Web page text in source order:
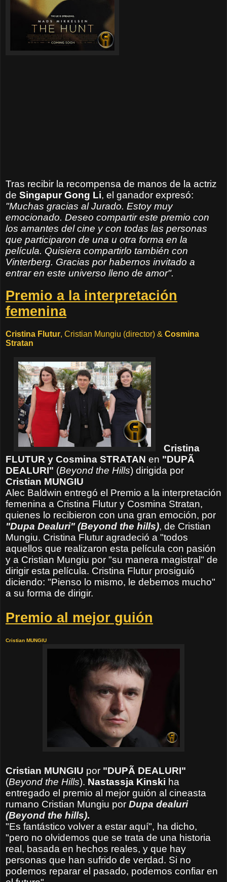
Tras recibir la recompensa de manos de la actriz
de Singapur Gong Li, el ganador expresó:
"Muchas gracias al Jurado. Estoy muy
emocionado. Deseo compartir este premio con
los amantes del cine y con todas las personas
que participaron de una u otra forma en la
película. Quisiera compartirlo también con
Vinterberg. Gracias por habernos invitado a
entrar en este universo lleno de amor".
Premio a la interpretación
femenina
Cristina Flutur, Cristian Mungiu (director) & Cosmina
Stratan
Cristina
FLUTUR y Cosmina STRATAN en "DUPÃ
DEALURI" (Beyond the Hills) dirigida por
Cristian MUNGIU
Alec Baldwin entregó el Premio a la interpretación
femenina a Cristina Flutur y Cosmina Stratan,
quienes lo recibieron con una gran emoción, por
"Dupa Dealuri" (Beyond the hills), de Cristian
Mungiu. Cristina Flutur agradeció a "todos
aquellos que realizaron esta película con pasión
y a Cristian Mungiu por "su manera magistral" de
dirigir esta película. Cristina Flutur prosiguió
diciendo: "Pienso lo mismo, le debemos mucho"
a su forma de dirigir.
Premio al mejor guión
Cristian MUNGIU
Cristian MUNGIU por "DUPÃ DEALURI"
(Beyond the Hills). Nastassja Kinski ha
entregado el premio al mejor guión al cineasta
rumano Cristian Mungiu por Dupa dealuri
(Beyond the hills).
"Es fantástico volver a estar aquí", ha dicho,
"pero no olvidemos que se trata de una historia
real, basada en hechos reales, y que hay
personas que han sufrido de verdad. Si no
podemos reparar el pasado, podemos confiar en